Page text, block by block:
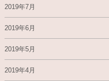
2019年7月
2019年6月
2019年5月
2019年4月